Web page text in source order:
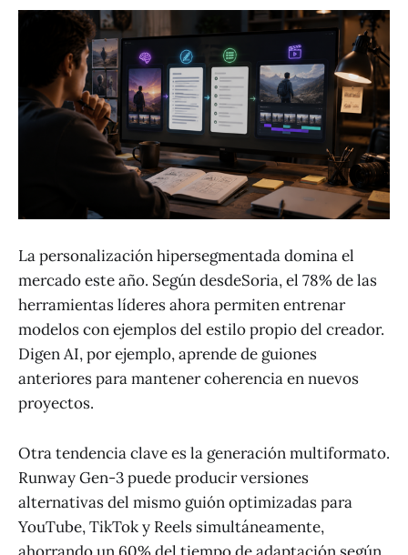
La personalización hipersegmentada domina el
mercado este año. Según desdeSoria, el 78% de las
herramientas líderes ahora permiten entrenar
modelos con ejemplos del estilo propio del creador.
Digen AI, por ejemplo, aprende de guiones
anteriores para mantener coherencia en nuevos
proyectos.
Otra tendencia clave es la generación multiformato.
Runway Gen-3 puede producir versiones
alternativas del mismo guión optimizadas para
YouTube, TikTok y Reels simultáneamente,